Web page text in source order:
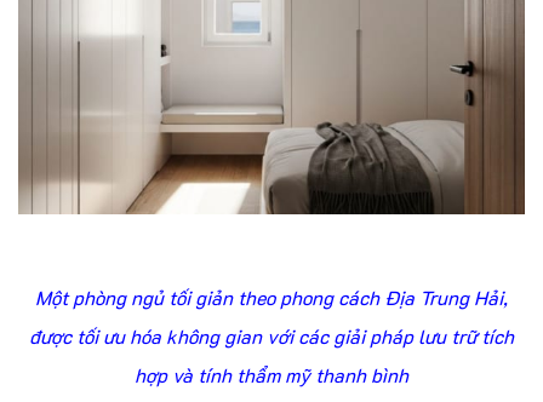
Một phòng ngủ tối giản theo phong cách Địa Trung Hải,
được tối ưu hóa không gian với các giải pháp lưu trữ tích
hợp và tính thẩm mỹ thanh bình